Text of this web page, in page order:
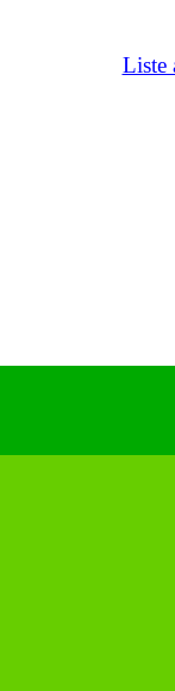
Liste